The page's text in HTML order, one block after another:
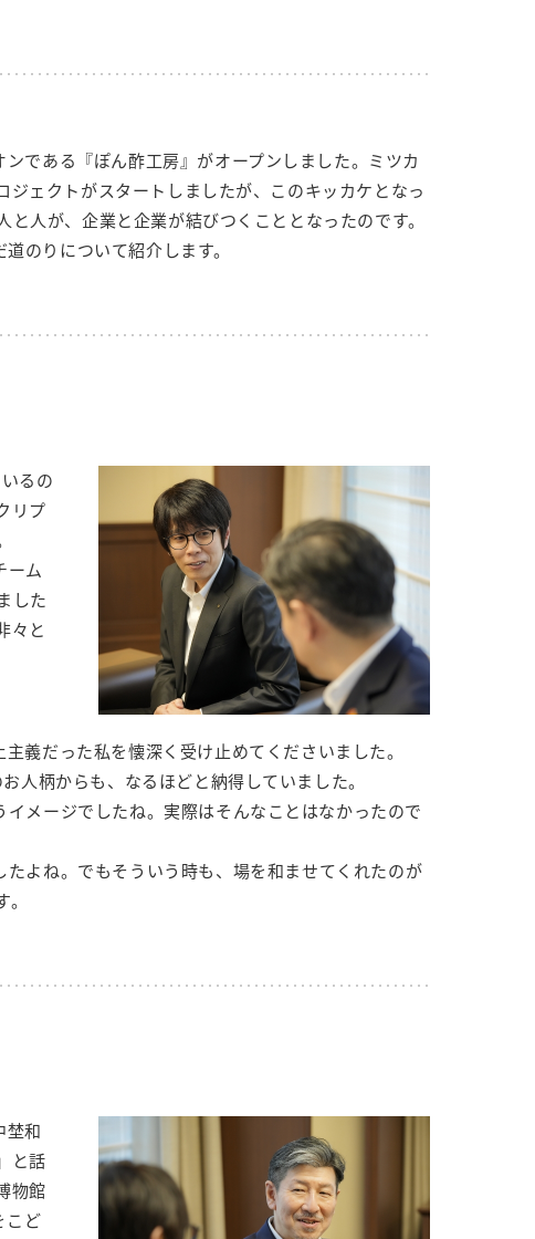
である『ぽん酢工房』がオープンしました。ミツカ
ェクトがスタートしましたが、このキッカケとなっ
人が、企業と企業が結びつくこととなったのです。
のりについて紹介します。
るの
リプ
ーム
した
々と
義だった私を懐深く受け止めてくださいました。
人柄からも、なるほどと納得していました。
メージでしたね。実際はそんなことはなかったので
よね。でもそういう時も、場を和ませてくれたのが
埜和
と話
物館
こど